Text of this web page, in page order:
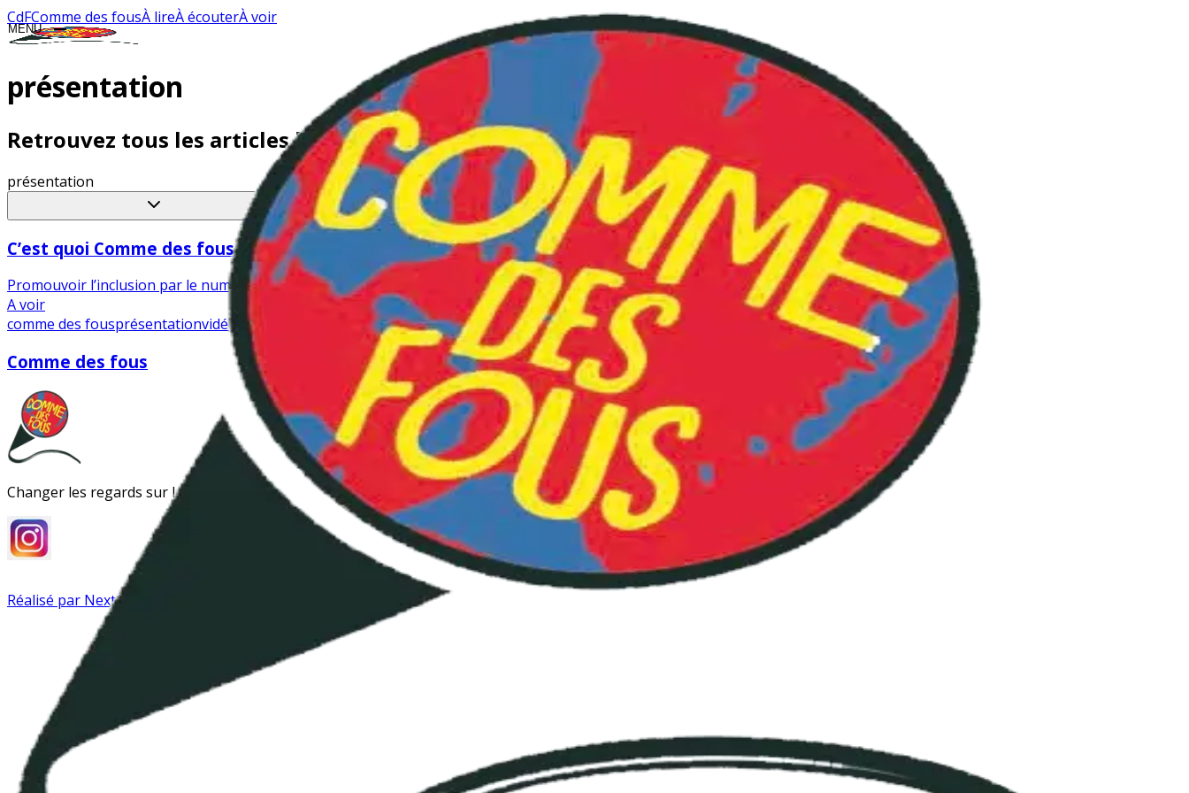
CdFComme des fousÀ lireÀ écouterÀ voir
MENU
CLOSE
BLOG
ON AIME
BDTHÈQUE
PLAYLIST
JEUX
présentation
Retrouvez tous les articles liés au tag "présentation"
présentation
Reset des filtres
C’est quoi Comme des fous ?
Promouvoir l’inclusion par le numérique : l’aventure collective commedesfous.com ! Présentation vidéo d’Agathe pour l’Orspere-Samdarra.
A voir
comme des fousprésentationvidéo
Comme des fous
Changer les regards sur la folie
Réalisé par Next Impact